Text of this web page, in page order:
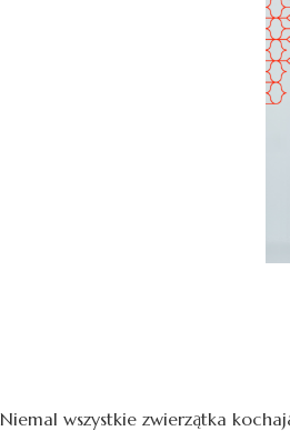
Niemal wszystkie zwierzątka